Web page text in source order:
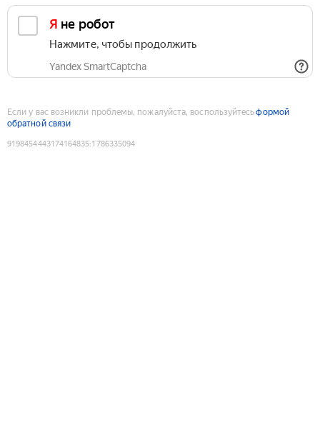
Я не робот
Нажмите, чтобы продолжить
Yandex SmartCaptcha
Если у вас возникли проблемы, пожалуйста, воспользуйтесьформой
обратной связи
9198454443174164835:1786335094